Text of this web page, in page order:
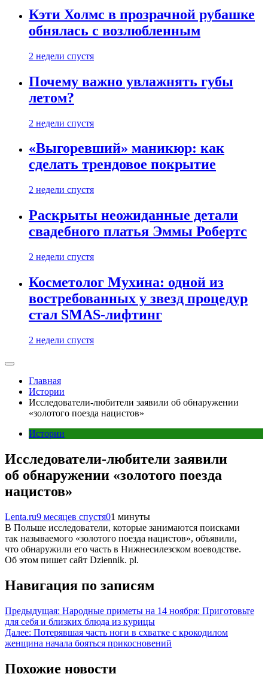
Кэти Холмс в прозрачной рубашке
обнялась с возлюбленным
2 недели спустя
Почему важно увлажнять губы
летом?
2 недели спустя
«Выгоревший» маникюр: как
сделать трендовое покрытие
2 недели спустя
Раскрыты неожиданные детали
свадебного платья Эммы Робертс
2 недели спустя
Косметолог Мухина: одной из
востребованных у звезд процедур
стал SMAS-лифтинг
2 недели спустя
Главная
Истории
Исследователи-любители заявили об обнаружении
«золотого поезда нацистов»
Истории
Исследователи-любители заявили
об обнаружении «золотого поезда
нацистов»
Lenta.ru9 месяцев спустя01 минуты
В Польше исследователи, которые занимаются поисками
так называемого «золотого поезда нацистов», объявили,
что обнаружили его часть в Нижнесилезском воеводстве.
Об этом пишет сайт Dziennik. pl.
Навигация по записям
Предыдущая: Народные приметы на 14 ноября: Приготовьте
для себя и близких блюда из курицы
Далее: Потерявшая часть ноги в схватке с крокодилом
женщина начала бояться прикосновений
Похожие новости